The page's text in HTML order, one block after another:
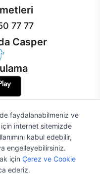
TL'den
77 77
Casper
YouTube
TikTok
A.Ş. Tüm Hakları Saklıdır
faydalanabilmeniz ve
için internet sitemizde
kabul edebilir,
engelleyebilirsiniz.
için Çerez ve Cookie
ederiz.